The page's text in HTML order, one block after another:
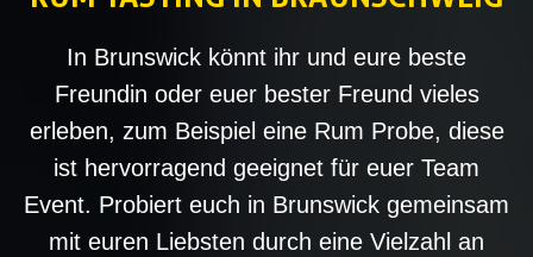
In Brunswick könnt ihr und eure beste
Freundin oder euer bester Freund vieles
erleben, zum Beispiel eine Rum Probe, diese
ist hervorragend geeignet für euer Team
Event. Probiert euch in Brunswick gemeinsam
mit euren Liebsten durch eine Vielzahl an